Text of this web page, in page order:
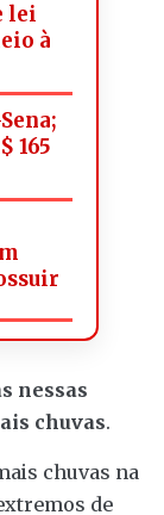
lei
à
165
nessas
chuvas.
chuvas na
de